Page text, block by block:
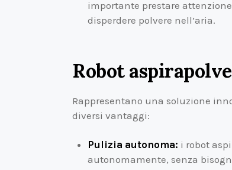
importante prestare
disperdere polvere nell’aria.
Robot
Rappresentano una soluzione
diversi vantaggi:
Pulizia autonoma: i robot
autonomamente, senza